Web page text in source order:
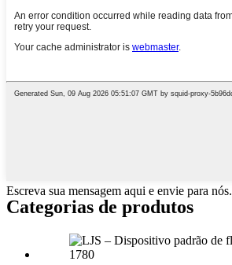
Escreva sua mensagem aqui e envie para nós.
Categorias de produtos